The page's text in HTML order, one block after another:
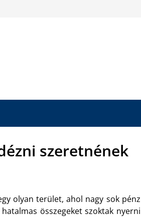
szeretnének
olyan terület, ahol nagy sok pénz
összegeket szoktak nyerni